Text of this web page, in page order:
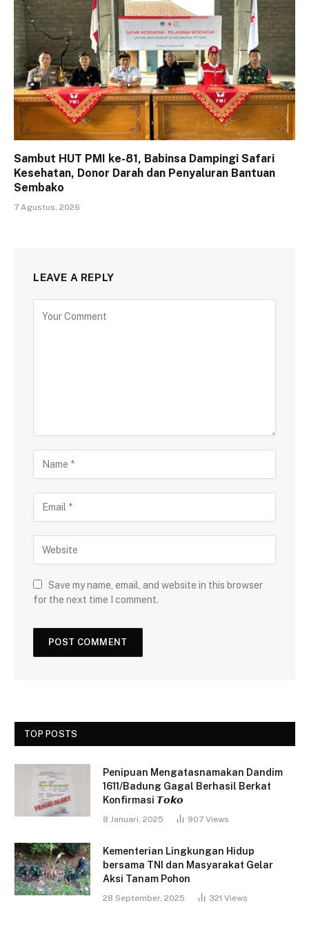
Sambut HUT PMI ke-81, Babinsa Dampingi Safari
Kesehatan, Donor Darah dan Penyaluran Bantuan
Sembako
7 Agustus, 2026
LEAVE A REPLY
Save my name, email, and website in this browser
for the next time I comment.
TOP POSTS
Penipuan Mengatasnamakan Dandim
1611/Badung Gagal Berhasil Berkat
Konfirmasi 𝙏𝙤𝙠𝙤
8 Januari, 2025 907 Views
Kementerian Lingkungan Hidup
bersama TNI dan Masyarakat Gelar
Aksi Tanam Pohon
28 September, 2025 321 Views